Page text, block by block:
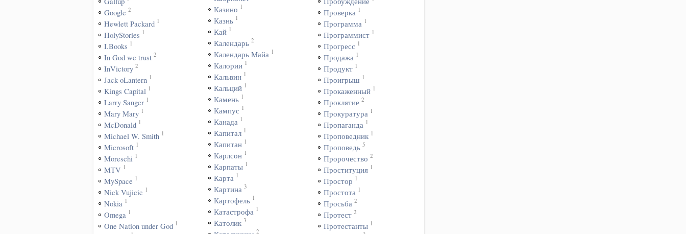
Google 2
Hewlett Packard 1
HolyStories 1
I.Books 1
In God we trust 2
InVictory 2
Jack-oLantern 1
Kings Capital 1
Larry Sanger 1
Mary Mary 1
McDonald 1
Michael W. Smith 1
Microsoft 1
Moreschi 1
MTV 1
MySpace 1
Nick Vujicic 1
Nokia 1
Omega 1
One Nation under God 1
Казино 1
Казнь 1
Кай 1
Календарь 2
Календарь Майа 1
Калории 1
Кальвин 1
Кальций 1
Камень 1
Кампус 1
Канада 1
Капитал 1
Капитан 1
Карлсон 1
Карпаты 1
Карта 1
Картина 3
Картофель 1
Катастрофа 1
Католик 3
2
Проверка 1
Программа 1
Программист 1
Прогресс 1
Продажа 1
Продукт 1
Проигрыш 1
Прокаженный 1
Проклятие 2
Прокуратура 1
Пропаганда 1
Проповедник 1
Проповедь 5
Пророчество 2
Проституция 1
Простор 1
Простота 1
Просьба 2
Протест 2
Протестанты 1